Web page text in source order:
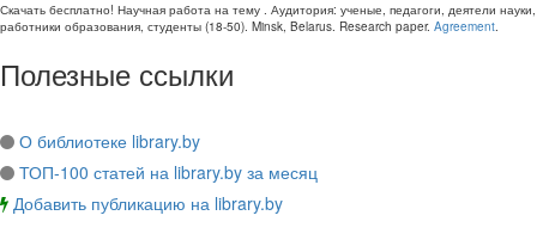
Скачать бесплатно! Научная работа на тему . Аудитория: ученые, педагоги, деятели науки,
работники образования, студенты (18-50). Minsk, Belarus. Research paper. Agreement.
Полезные ссылки
О библиотеке library.by
ТОП-100 статей на library.by за месяц
Добавить публикацию на library.by